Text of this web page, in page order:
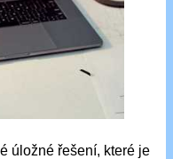
úložné řešení, které je